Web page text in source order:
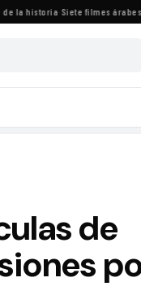
historia·Siete filmes árabes
de